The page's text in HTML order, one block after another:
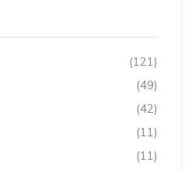
(121)
(49)
(42)
(11)
(11)